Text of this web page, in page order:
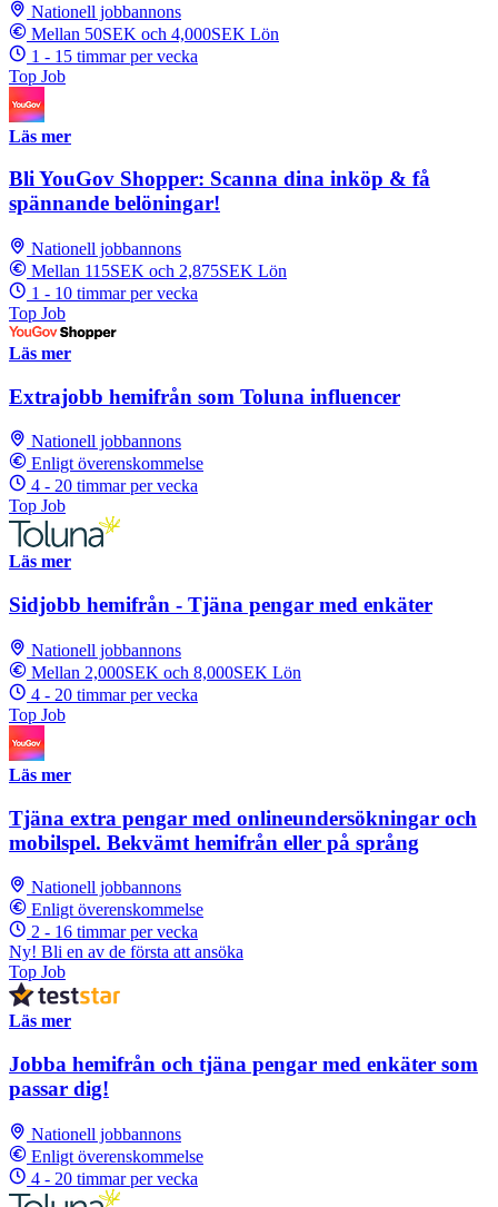
Nationell jobbannons
Mellan 50SEK och 4,000SEK Lön
1 - 15 timmar per vecka
Top Job
Läs mer
Bli YouGov Shopper: Scanna dina inköp & få
spännande belöningar!
Nationell jobbannons
Mellan 115SEK och 2,875SEK Lön
1 - 10 timmar per vecka
Top Job
Läs mer
Extrajobb hemifrån som Toluna influencer
Nationell jobbannons
Enligt överenskommelse
4 - 20 timmar per vecka
Top Job
Läs mer
Sidjobb hemifrån - Tjäna pengar med enkäter
Nationell jobbannons
Mellan 2,000SEK och 8,000SEK Lön
4 - 20 timmar per vecka
Top Job
Läs mer
Tjäna extra pengar med onlineundersökningar och
mobilspel. Bekvämt hemifrån eller på språng
Nationell jobbannons
Enligt överenskommelse
2 - 16 timmar per vecka
Ny! Bli en av de första att ansöka
Top Job
Läs mer
Jobba hemifrån och tjäna pengar med enkäter som
passar dig!
Nationell jobbannons
Enligt överenskommelse
4 - 20 timmar per vecka